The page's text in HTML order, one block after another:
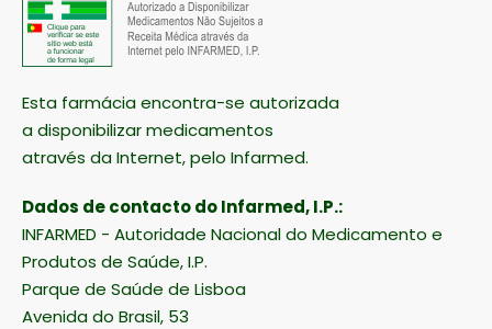
Esta farmácia encontra-se autorizada
a disponibilizar medicamentos
através da Internet, pelo Infarmed.
Dados de contacto do Infarmed, I.P.:
INFARMED - Autoridade Nacional do Medicamento e
Produtos de Saúde, I.P.
Parque de Saúde de Lisboa
Avenida do Brasil, 53